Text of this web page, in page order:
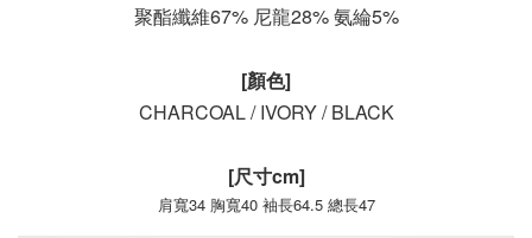
聚酯纖維67% 尼龍28% 氨綸5%
[顏色]
CHARCOAL /IVORY /BLACK
[尺寸cm]
肩寬34 胸寬40 袖長64.5 總長47